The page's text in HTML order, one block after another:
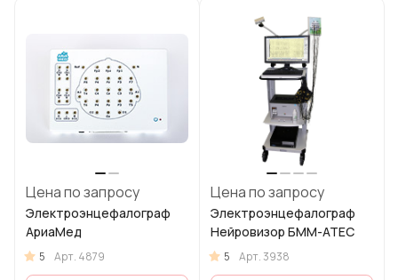
Цена по запросу
Электроэнцефалограф
АриаМед
5 Арт. 4879
Цена по запросу
Электроэнцефалограф
Нейровизор БММ-АТЕС
5 Арт.3938